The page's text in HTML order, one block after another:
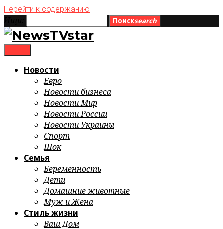
Перейти к содержанию
Поискsearch
Новости
Евро
Новости бизнеса
Новости Мир
Новости России
Новости Украины
Спорт
Шок
Семья
Беременность
Дети
Домашние животные
Муж и Жена
Стиль жизни
Ваш Дом